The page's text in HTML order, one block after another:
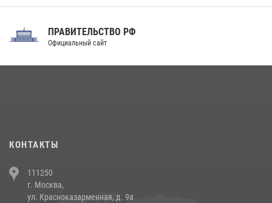
Праздник «Один день с Росгвардией» к 105-летию Центрального
напавших на бригаду скорой помощи (видео)
14 июля 2026, 12:20
ПРАВИТЕЛЬСТВО РФ
Официальный сайт
КОНТАКТЫ
111250
г. Москва,
ул. Красноказарменная, д. 9а